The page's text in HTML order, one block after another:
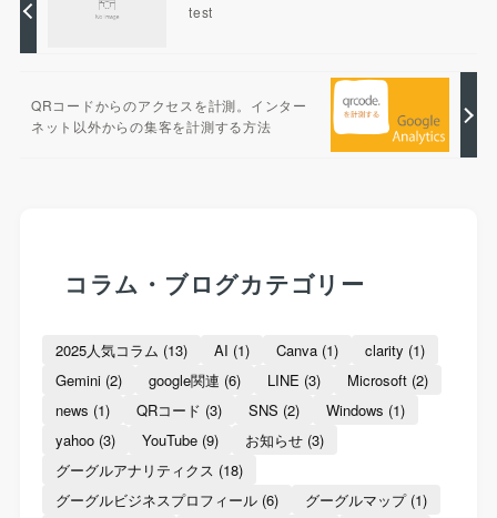
test
QRコードからのアクセスを計測。インター
ネット以外からの集客を計測する方法
コラム・ブログカテゴリー
2025人気コラム (13) AI (1) Canva(1) clarity (1)
Gemini(2) google関連 (6) LINE (3) Microsoft(2)
news (1) QRコード (3) SNS (2) Windows (1)
yahoo(3) YouTube(9) お知らせ(3)
グーグルアナリティクス (18)
グーグルビジネスプロフィール(6) グーグルマップ(1)